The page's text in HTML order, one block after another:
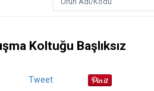
Koltuğu Başlıksız
Tweet